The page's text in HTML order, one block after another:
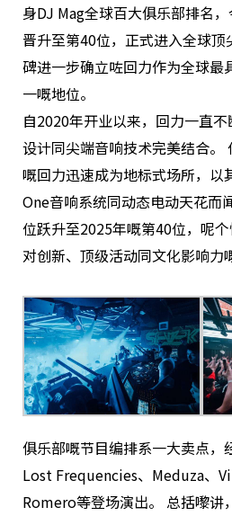
身DJ Mag全球百大俱乐部排名，
晋升至第40位，正式进入全球
碑进一步确立咗回力作为全球最
一嘅地位。
自2020年开业以来，回力一直
设计同尖端音响技术完美结合。
嘅回力迅速成为地标式场所，
One音响系统同动态电动天花而
位跃升至2025年嘅第40位，呢
对创新、顶级活动同文化影响力
俱乐部嘅节目编排系一大卖点，
Lost Frequencies、Meduza、
Romero等登场演出。 总括嚟讲